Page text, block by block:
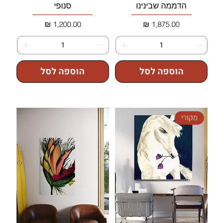
הדממה שבינינו
מחיר
הוספה לסל
סנופי
מחיר‏1,200.00 ‏₪
הוספה לסל
מקורי